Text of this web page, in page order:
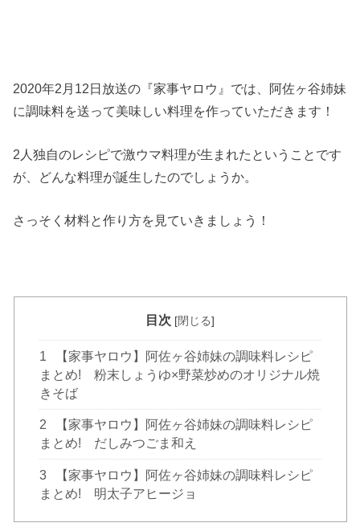
2020年2月12日放送の『家事ヤロウ』では、阿佐ヶ谷姉妹
に調味料を送って美味しい料理を作っていただきます！
2人独自のレシピで激ウマ料理が生まれたということです
が、どんな料理が誕生したのでしょうか。
さっそく材料と作り方を見ていきましょう！
目次 [閉じる]
1
【家事ヤロウ】阿佐ヶ谷姉妹の調味料レシピ
まとめ! 粉末しょうゆ×野菜炒めのオリジナル焼
きそば
2
【家事ヤロウ】阿佐ヶ谷姉妹の調味料レシピ
まとめ! だしみつごま和え
3
【家事ヤロウ】阿佐ヶ谷姉妹の調味料レシピ
まとめ! 明太子アヒージョ